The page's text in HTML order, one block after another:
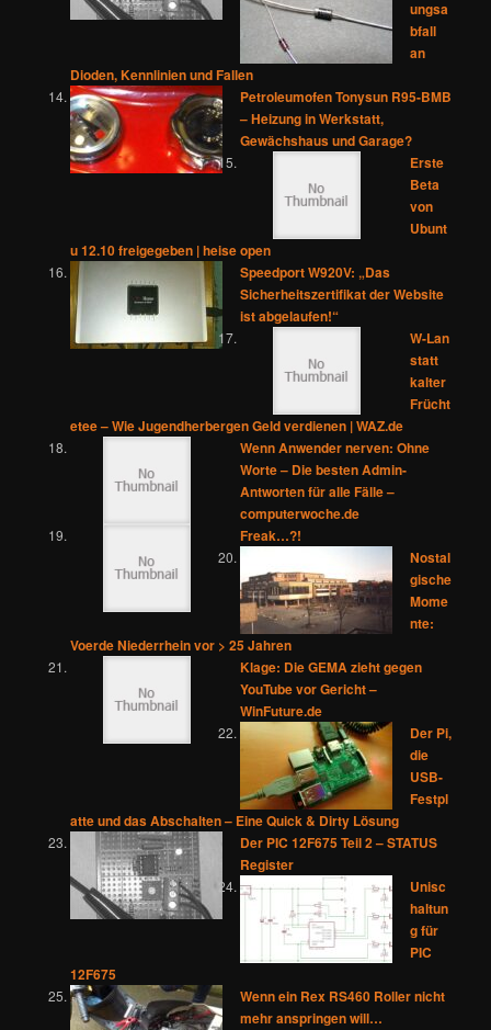
ungsa
bfall
an
Dioden, Kennlinien und Fallen
Petroleumofen Tonysun R95-BMB
– Heizung in Werkstatt,
Gewächshaus und Garage?
Erste
Beta
von
Ubunt
u 12.10 freigegeben | heise open
Speedport W920V: „Das
Sicherheitszertifikat der Website
ist abgelaufen!“
W-Lan
statt
kalter
Frücht
etee – Wie Jugendherbergen Geld verdienen | WAZ.de
Wenn Anwender nerven: Ohne
Worte – Die besten Admin-
Antworten für alle Fälle –
computerwoche.de
Freak…?!
Nostal
gische
Mome
nte:
Voerde Niederrhein vor > 25 Jahren
Klage: Die GEMA zieht gegen
YouTube vor Gericht –
WinFuture.de
Der Pi,
die
USB-
Festpl
atte und das Abschalten – Eine Quick & Dirty Lösung
Der PIC 12F675 Teil 2 – STATUS
Register
Unisc
haltun
g für
PIC
12F675
Wenn ein Rex RS460 Roller nicht
mehr anspringen will…